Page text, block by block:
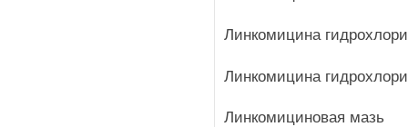
Линкомицина
Линкомицина
Линкомициновая мазь